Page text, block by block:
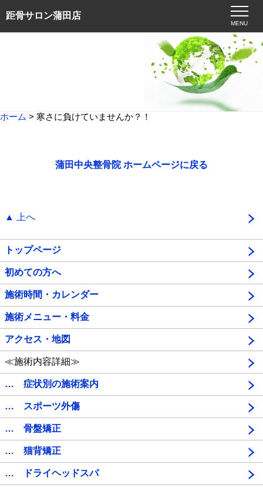
距骨サロン蒲田店
MENU
ホーム > 寒さに負けていませんか？！
蒲田中央整骨院 ホームページに戻る
▲ 上へ
トップページ
初めての方へ
施術時間・カレンダー
施術メニュー・料金
アクセス・地図
≪施術内容詳細≫
… 症状別の施術案内
… スポーツ外傷
… 骨盤矯正
… 猫背矯正
… ドライヘッドスパ